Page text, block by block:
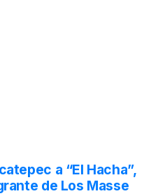
a “El Hacha”,
de Los Masse